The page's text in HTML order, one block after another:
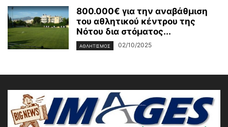
800.000€ για την αναβάθμιση
του αθλητικού κέντρου της
Νότου δια στόματος...
ΑΘΛΗΤΙΣΜΟΣ 02/10/2025